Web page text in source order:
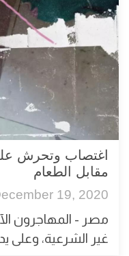
اغتصاب وتحرش
مقابل الطعام
19, 2020
مصر - المهاجرون
غير الشرعية، وعلى